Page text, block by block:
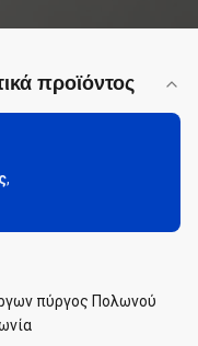
προϊόντος
,
πύργος Πολωνού